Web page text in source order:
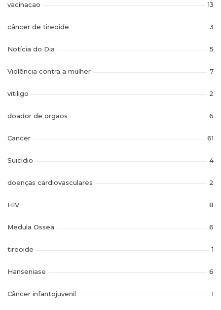
vacinacao 13
câncer de tireoide 3
Notícia do Dia 5
Violência contra a mulher 7
vitiligo 2
doador de orgaos 6
Cancer 61
Suicidio 4
doenças cardiovasculares 2
HIV 8
Medula Ossea 6
tireoide 1
Hanseniase 6
Câncer infantojuvenil 1